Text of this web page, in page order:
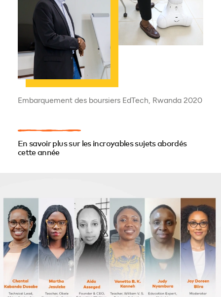
Embarquement des boursiers EdTech, Rwanda 2020
En savoir plus sur les incroyables sujets abordés
cette année